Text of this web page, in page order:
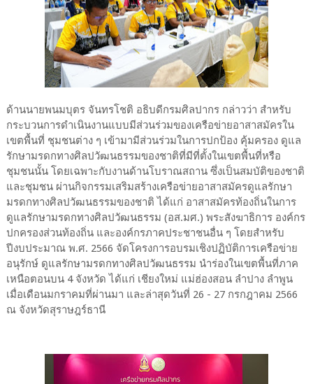
ด้านนายพนมบุตร จันทรโชติ อธิบดีกรมศิลปากร กล่าวว่า สำหรับ
กระบวนการดำเนินงานแบบมีส่วนร่วมของเครือข่ายอาสาสมัครใน
เขตพื้นที่ ชุมชนต่าง ๆ เข้ามามีส่วนร่วมในการปกป้อง คุ้มครอง ดูแล
รักษามรดกทางศิลปวัฒนธรรมของชาติที่มีที่ตั้งในเขตพื้นที่หรือ
ชุมชนนั้น โดยเฉพาะกับงานด้านโบราณสถาน ซึ่งเป็นสมบัติของชาติ
และชุมชน ผ่านกิจกรรมเสริมสร้างเครือข่ายอาสาสมัครดูแลรักษา
มรดกทางศิลปวัฒนธรรมของชาติ ได้แก่ อาสาสมัครท้องถิ่นในการ
ดูแลรักษามรดกทางศิลปวัฒนธรรม (อส.มศ.) พระสังฆาธิการ องค์กร
ปกครองส่วนท้องถิ่น และองค์กรภาคประชาชนอื่น ๆ โดยสำหรับ
ปีงบประมาณ พ.ศ. 2566 จัดโครงการอบรมเชิงปฏิบัติการเครือข่าย
อนุรักษ์ ดูแลรักษามรดกทางศิลปวัฒนธรรม นำร่องในเขตพื้นที่ภาค
เหนือตอนบน 4 จังหวัด ได้แก่ เชียงใหม่ แม่ฮ่องสอน ลำปาง ลำพูน
เมื่อเดือนมกราคมที่ผ่านมา และล่าสุดวันที่ 26 - 27 กรกฎาคม 2566
ณ จังหวัดสุราษฎร์ธานี